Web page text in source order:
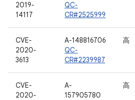
2019-
14117
QC-
CR#2525999
CVE-
2020-
3613
A-148816706
QC-
CR#2239987
高
CVE-
2020-
A-
157905780
高